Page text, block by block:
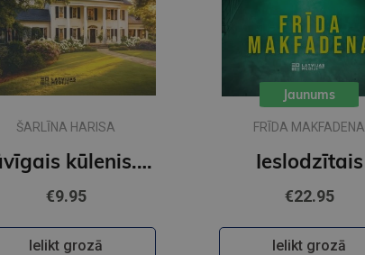
ŠARLĪNA HARISA
Nāvīgais kūlenis. Auroras Tīgārdenas mistērijas
€9.95
Ielikt grozā
Jaunums
FRĪDA MAKFADENA
Ieslodzītais
€22.95
Ielikt grozā